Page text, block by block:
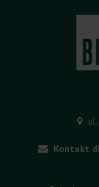
ul.
Kontakt